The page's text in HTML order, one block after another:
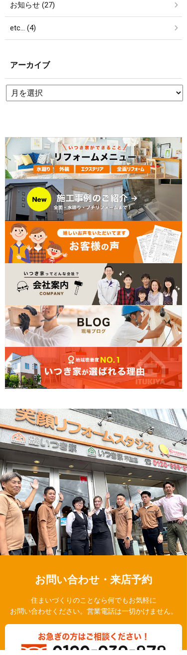
お知らせ (27)
etc… (4)
アーカイブ
お問い合わせ・来店予約
住まいづくりのことなら何でもお気軽に
お問い合わせください。営業電話は一切かけません。
お急ぎの方はご相談ください！